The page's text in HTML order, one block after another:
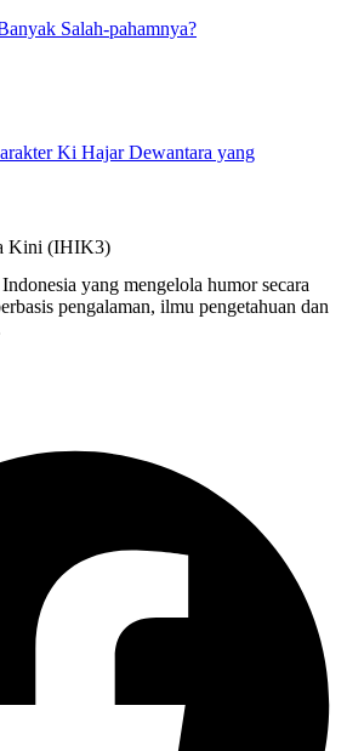
Salah-pahamnya?
Ki Hajar Dewantara yang
Kini (IHIK3)
yang mengelola humor secara
pengalaman, ilmu pengetahuan dan